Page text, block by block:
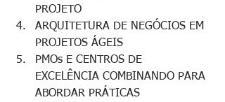
PROJETO
ARQUITETURA DE NEGÓCIOS EM
PROJETOS ÁGEIS
PMOs E CENTROS DE
EXCELÊNCIA COMBINANDO PARA
ABORDAR PRÁTICAS